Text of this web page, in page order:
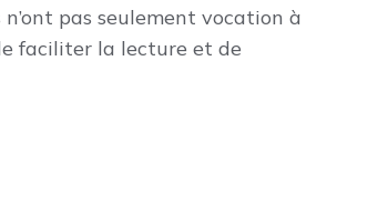
pas seulement vocation à
faciliter la lecture et de